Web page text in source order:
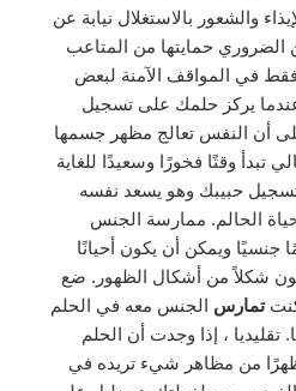
والشعور بالاستغلال نيابة عن
الضروري حمايتها من المتاعب
في المواقف الآمنة لبعض
يركز حلمك على تسجيل
أن النفس تعالج مظهر جسمها
تبدأ وقتًا فخورًا وسعيدًا للغاية
حبيبك وهو يسعد نفسه
الحالم. ممارسة الجنس
جنسيًا ويمكن أن يكون أحيانًا
شكلاً من أشكال الظهور. ضع
تمارس الجنس معه في الحلم
، إذا وجدت أن الحلم
من مظاهر شيء تريده في